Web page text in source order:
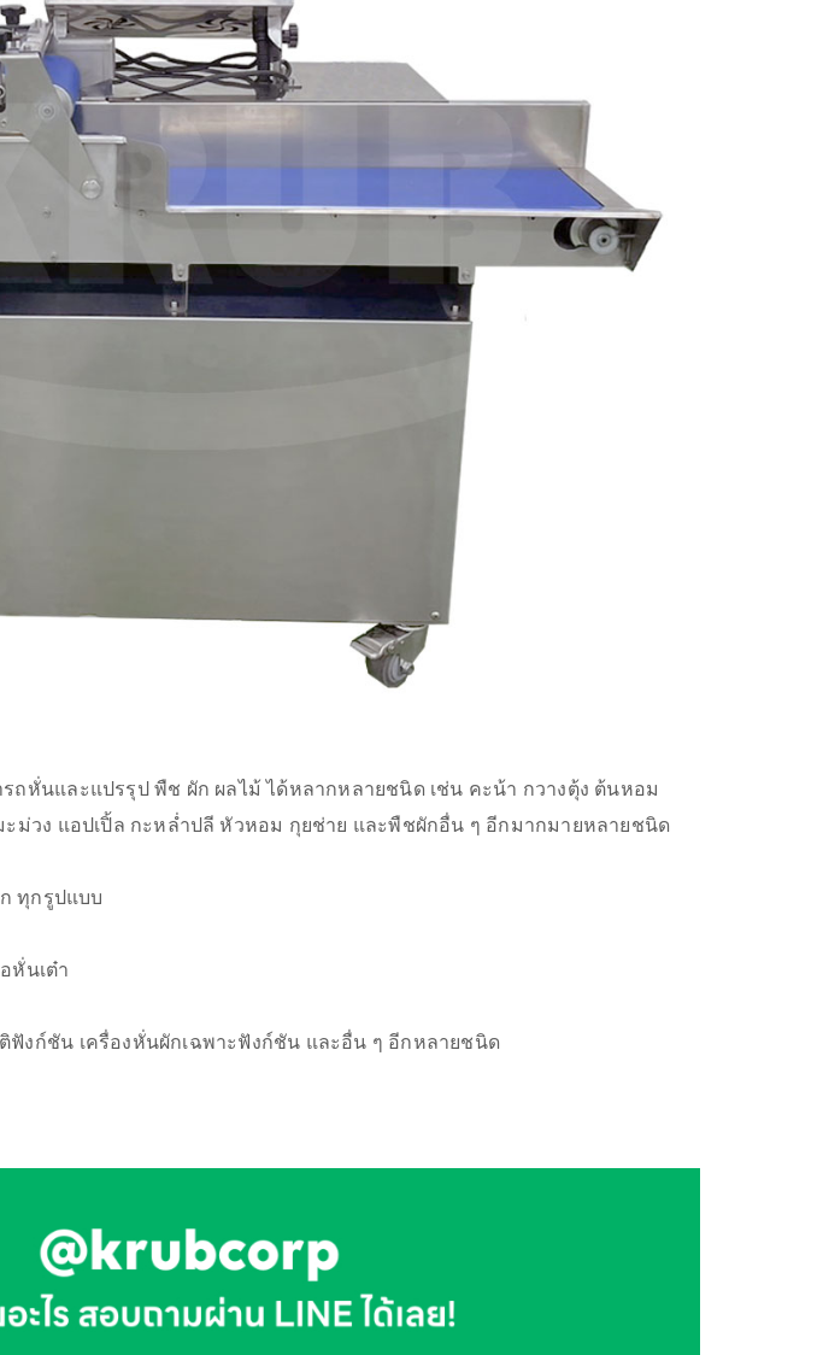
รถหั่นและแปรรุป พืช ผัก ผลไม้ ได้หลากหลายชนิด เช่น คะน้า กวางตุ้ง ต้นหอม
ม่วง แอปเปิ้ล กะหล่ำปลี หัวหอม กุยช่าย และพืชผักอื่น ๆ อีกมากมายหลายชนิด
ทุกรูปแบบ
หั่นเต๋า
ฟังก์ชัน เครื่องหั่นผักเฉพาะฟังก์ชัน และอื่น ๆ อีกหลายชนิด